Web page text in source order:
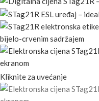
Kliknite za uvećanje